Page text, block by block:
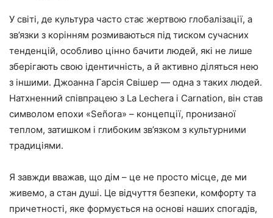
У світі, де культура часто стає жертвою глобалізації, а
зв’язки з корінням розмиваються під тиском сучасних
тенденцій, особливо цінно бачити людей, які не лише
зберігають свою ідентичність, а й активно діляться нею
з іншими. Джоанна Гарсія Свішер — одна з таких людей.
Натхненний співпрацею з La Lechera і Carnation, він став
символом епохи «Señora» – концепції, пронизаної
теплом, затишком і глибоким зв’язком з культурними
традиціями.
Я завжди вважав, що дім – це не просто місце, де ми
живемо, а стан душі. Це відчуття безпеки, комфорту та
причетності, яке формується на основі наших спогадів,